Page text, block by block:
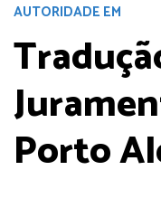
AUTORIDADE EM
Porto